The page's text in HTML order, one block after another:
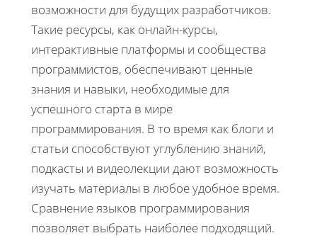
возможности для будущих разработчиков.
Такие ресурсы, как онлайн-курсы,
интерактивные платформы и сообщества
программистов, обеспечивают ценные
знания и навыки, необходимые для
успешного старта в мире
программирования. В то время как блоги и
статьи способствуют углублению знаний,
подкасты и видеолекции дают возможность
изучать материалы в любое удобное время.
Сравнение языков программирования
позволяет выбрать наиболее подходящий.